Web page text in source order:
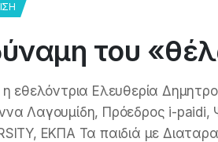
του
η εθελόντρια Ελευθερία
Λαγουμίδη, Πρόεδρος i-
ΕΚΠΑ Τα παιδιά με